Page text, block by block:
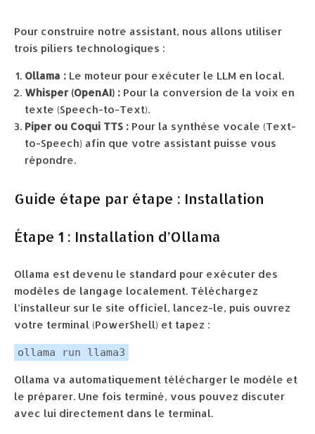
Pour construire notre assistant, nous allons utiliser
trois piliers technologiques :
Ollama : Le moteur pour exécuter le LLM en local.
Whisper (OpenAI) : Pour la conversion de la voix en
texte (Speech-to-Text).
Piper ou Coqui TTS : Pour la synthèse vocale (Text-
to-Speech) afin que votre assistant puisse vous
répondre.
Guide étape par étape : Installation
Étape 1 : Installation d’Ollama
Ollama est devenu le standard pour exécuter des
modèles de langage localement. Téléchargez
l’installeur sur le site officiel, lancez-le, puis ouvrez
votre terminal (PowerShell) et tapez :
ollama run llama3
Ollama va automatiquement télécharger le modèle et
le préparer. Une fois terminé, vous pouvez discuter
avec lui directement dans le terminal.